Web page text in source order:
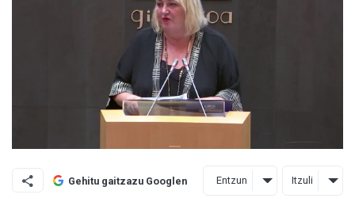
Gehitu gaitzazu Googlen Entzun Itzuli